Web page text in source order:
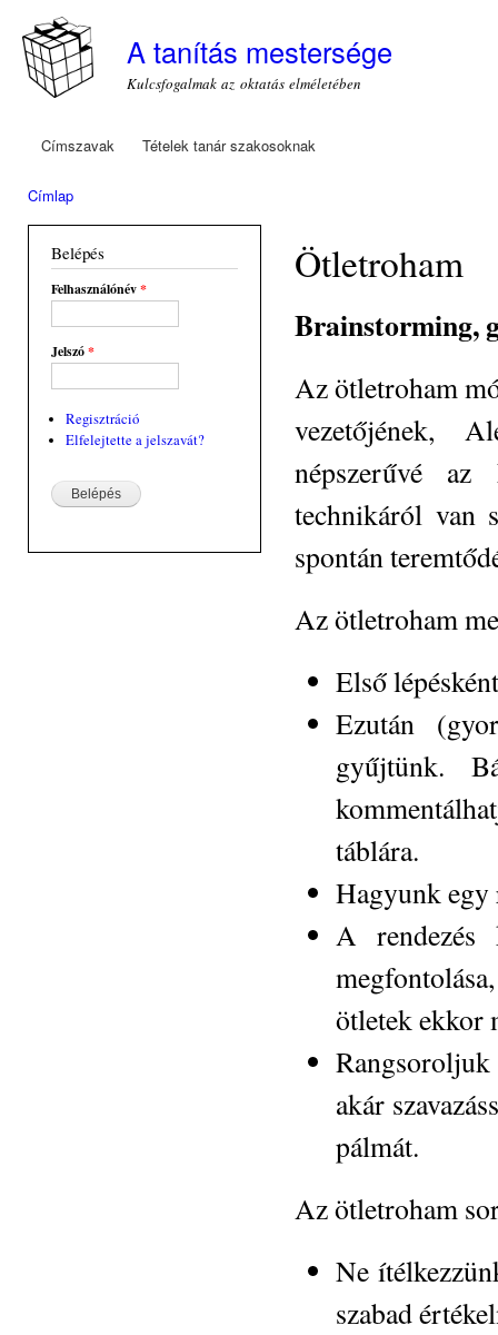
A tanítás mestersége
Kulcsfogalmak az oktatás elméletében
Főmenü
Címszavak Tételek tanár szakosoknak
Címlap
Belépés
Felhasználónév*
Jelszó*
Regisztráció
Elfelejtette a jelszavát?
Ötletroham
Brainstorming,
Az ötletroham
vezetőjének,
népszerűvé
technikáról van
spontán
Az ötletroham
Első
Ezután
gyűjtünk.
táblára.
Hagyunk egy
A rendezés
ötletek ekkor
akár
pálmát.
Az ötletroham
Ne
szabad